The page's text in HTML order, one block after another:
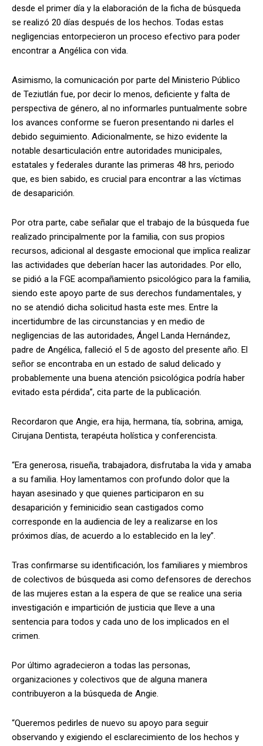
desde el primer día y la elaboración de la ficha de búsqueda
se realizó 20 días después de los hechos. Todas estas
negligencias entorpecieron un proceso efectivo para poder
encontrar a Angélica con vida.
Asimismo, la comunicación por parte del Ministerio Público
de Teziutlán fue, por decir lo menos, deficiente y falta de
perspectiva de género, al no informarles puntualmente sobre
los avances conforme se fueron presentando ni darles el
debido seguimiento. Adicionalmente, se hizo evidente la
notable desarticulación entre autoridades municipales,
estatales y federales durante las primeras 48 hrs, periodo
que, es bien sabido, es crucial para encontrar a las víctimas
de desaparición.
Por otra parte, cabe señalar que el trabajo de la búsqueda fue
realizado principalmente por la familia, con sus propios
recursos, adicional al desgaste emocional que implica realizar
las actividades que deberían hacer las autoridades. Por ello,
se pidió a la FGE acompañamiento psicológico para la familia,
siendo este apoyo parte de sus derechos fundamentales, y
no se atendió dicha solicitud hasta este mes. Entre la
incertidumbre de las circunstancias y en medio de
negligencias de las autoridades, Ángel Landa Hernández,
padre de Angélica, falleció el 5 de agosto del presente año. El
señor se encontraba en un estado de salud delicado y
probablemente una buena atención psicológica podría haber
evitado esta pérdida”, cita parte de la publicación.
Recordaron que Angie, era hija, hermana, tía, sobrina, amiga,
Cirujana Dentista, terapéuta holística y conferencista.
“Era generosa, risueña, trabajadora, disfrutaba la vida y amaba
a su familia. Hoy lamentamos con profundo dolor que la
hayan asesinado y que quienes participaron en su
desaparición y feminicidio sean castigados como
corresponde en la audiencia de ley a realizarse en los
próximos días, de acuerdo a lo establecido en la ley”.
Tras confirmarse su identificación, los familiares y miembros
de colectivos de búsqueda asi como defensores de derechos
de las mujeres estan a la espera de que se realice una seria
investigación e impartición de justicia que lleve a una
sentencia para todos y cada uno de los implicados en el
crimen.
Por último agradecieron a todas las personas,
organizaciones y colectivos que de alguna manera
contribuyeron a la búsqueda de Angie.
“Queremos pedirles de nuevo su apoyo para seguir
observando y exigiendo el esclarecimiento de los hechos y